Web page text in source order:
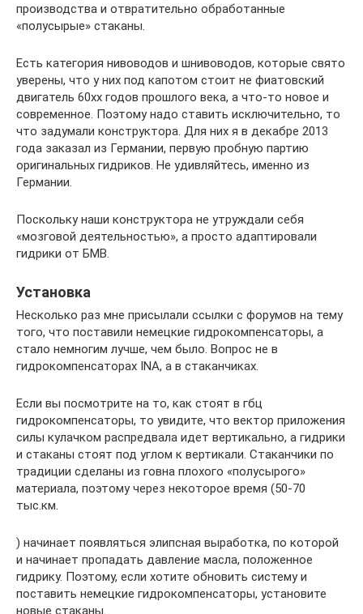
производства и отвратительно обработанные
«полусырые» стаканы.
Есть категория нивоводов и шнивоводов, которые свято
уверены, что у них под капотом стоит не фиатовский
двигатель 60хх годов прошлого века, а что-то новое и
современное. Поэтому надо ставить исключительно, то
что задумали конструктора. Для них я в декабре 2013
года заказал из Германии, первую пробную партию
оригинальных гидриков. Не удивляйтесь, именно из
Германии.
Поскольку наши конструктора не утруждали себя
«мозговой деятельностью», а просто адаптировали
гидрики от БМВ.
Установка
Несколько раз мне присылали ссылки с форумов на тему
того, что поставили немецкие гидрокомпенсаторы, а
стало немногим лучше, чем было. Вопрос не в
гидрокомпенсаторах INA, а в стаканчиках.
Если вы посмотрите на то, как стоят в гбц
гидрокомпенсаторы, то увидите, что вектор приложения
силы кулачком распредвала идет вертикально, а гидрики
и стаканы стоят под углом к вертикали. Стаканчики по
традиции сделаны из говна плохого «полусырого»
материала, поэтому через некоторое время (50-70
тыс.км.
) начинает появляться элипсная выработка, по которой
и начинает пропадать давление масла, положенное
гидрику. Поэтому, если хотите обновить систему и
поставить немецкие гидрокомпенсаторы, установите
новые стаканы.